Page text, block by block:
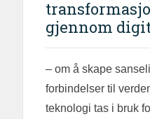
gjennom
– om å skape
forbindelser til
teknologi tas i bruk